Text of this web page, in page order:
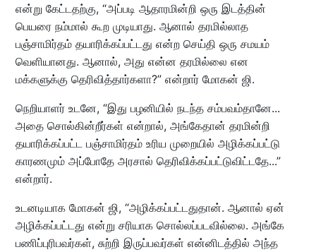
என்று கேட்டதற்கு, “அப்படி ஆதாரமின்றி ஒரு இடத்தின்
பெயரை நம்மால் கூற முடியாது. ஆனால் தரமில்லாத
பஞ்சாமிர்தம் தயாரிக்கப்பட்டது என்ற செய்தி ஒரு சமயம்
வெளியானது. ஆனால், அது என்ன தரமில்லை என
மக்களுக்கு தெரிவித்தார்களா?” என்றார் மோகன் ஜி.
நெறியாளர் உடனே, “இது பழனியில் நடந்த சம்பவம்தானே...
அதை சொல்கின்றீர்கள் என்றால், அங்கேதான் தரமின்றி
தயாரிக்கப்பட்ட பஞ்சாமிர்தம் உரிய முறையில் அழிக்கப்பட்டு
காரணமும் அப்போதே அரசால் தெரிவிக்கப்பட்டுவிட்டதே...”
என்றார்.
உடனடியாக மோகன் ஜி, “அழிக்கப்பட்டதுதான். ஆனால் ஏன்
அழிக்கப்பட்டது என்று சரியாக சொல்லப்படவில்லை. அங்கே
பணிப்புரிபவர்கள், சுற்றி இருப்பவர்கள் என்னிடத்தில் அந்த